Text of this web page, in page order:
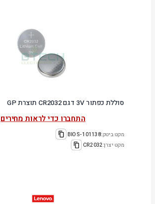
סוללת כפתור 3V דגם CR2032 תוצרת GP
התחברו כדי לראות מחירים
מקט ביטק:101138-BIOS
מקט יצרן:CR2032